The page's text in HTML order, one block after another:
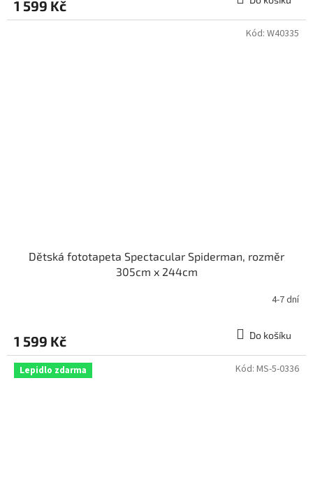
1 599 Kč
Dětská fototapeta Spectacular Spiderman, rozměr
305cm x 244cm
4-7 dní
1 599 Kč Do košíku
Kód: W40335
Lepidlo zdarma Kód: MS-5-0336